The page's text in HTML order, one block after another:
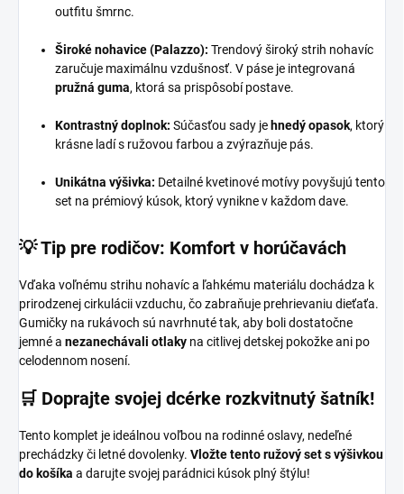
outfitu šmrnc.
Široké nohavice (Palazzo): Trendový široký strih nohavíc
zaručuje maximálnu vzdušnosť. V páse je integrovaná
pružná guma, ktorá sa prispôsobí postave.
Kontrastný doplnok: Súčasťou sady je hnedý opasok, ktorý
krásne ladí s ružovou farbou a zvýrazňuje pás.
Unikátna výšivka: Detailné kvetinové motívy povyšujú tento
set na prémiový kúsok, ktorý vynikne v každom dave.
💡 Tip pre rodičov: Komfort v horúčavách
Vďaka voľnému strihu nohavíc a ľahkému materiálu dochádza k
prirodzenej cirkulácii vzduchu, čo zabraňuje prehrievaniu dieťaťa.
Gumičky na rukávoch sú navrhnuté tak, aby boli dostatočne
jemné a nezanechávali otlaky na citlivej detskej pokožke ani po
celodennom nosení.
🛒 Doprajte svojej dcérke rozkvitnutý šatník!
Tento komplet je ideálnou voľbou na rodinné oslavy, nedeľné
prechádzky či letné dovolenky. Vložte tento ružový set s výšivkou
do košíka a darujte svojej parádnici kúsok plný štýlu!